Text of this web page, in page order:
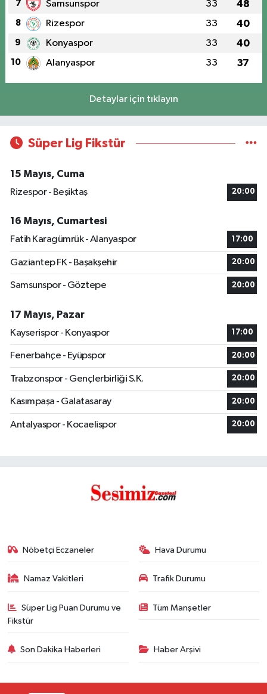
7 Samsunspor 33 48
8 Rizespor 33 40
9 Konyaspor 33 40
10 Alanyaspor 33 37
Detaylar için tıklayın
Süper Lig Fikstür
15 Mayıs, Cuma
Rizespor - Beşiktaş
20:00
16 Mayıs, Cumartesi
Fatih Karagümrük - Alanyaspor
17:00
Gaziantep FK - Başakşehir 20:00
Samsunspor - Göztepe 20:00
17 Mayıs, Pazar
Kayserispor - Konyaspor
17:00
Fenerbahçe - Eyüpspor 20:00
Trabzonspor - Gençlerbirliği S.K. 20:00
Kasımpaşa - Galatasaray 20:00
Antalyaspor - Kocaelispor 20:00
Nöbetçi Eczaneler Hava Durumu
Namaz Vakitleri Trafik Durumu
Süper Lig Puan Durumu ve
Fikstür
Tüm Manşetler
Son Dakika Haberleri Haber Arşivi